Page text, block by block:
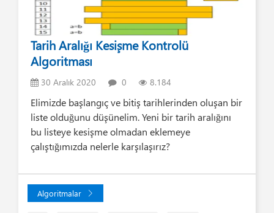
Tarih Aralığı Kesişme Kontrolü
Algoritması
30 Aralık 2020 0 8.184
Elimizde başlangıç ve bitiş tarihlerinden oluşan bir
liste olduğunu düşünelim. Yeni bir tarih aralığını
bu listeye kesişme olmadan eklemeye
çalıştığımızda nelerle karşılaşırız?
Algoritmalar